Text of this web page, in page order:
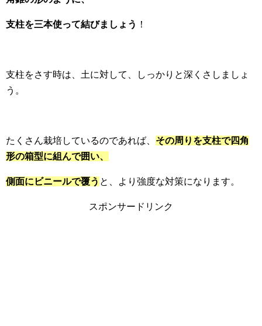
支柱を三本使って結びましょう ！
支柱をさす時は、土に対して、しっかりと深くさしましょ
う。
たくさん栽培しているのであれば、 その周りを支柱で四角
形の箱型に組んで囲い、
側面にビニールで覆う と、より強度な対策になります。
スポンサードリンク